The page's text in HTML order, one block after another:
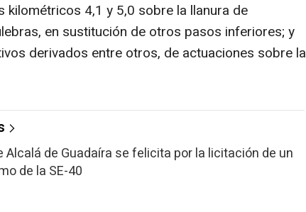
kilométricos 4,1 y 5,0 sobre la llanura de
en sustitución de otros pasos inferiores; y
derivados entre otros, de actuaciones sobre la
Alcalá de Guadaíra se felicita por la licitación de un
de la SE-40